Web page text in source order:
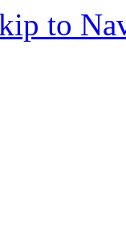
to